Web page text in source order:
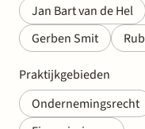
Jan Bart van de Hel
Gerben Smit
Praktijkgebieden
Ondernemingsrecht